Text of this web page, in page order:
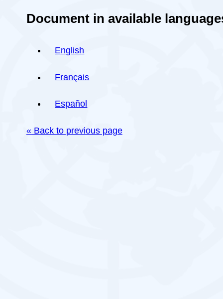
Document in available
English
Français
Español
« Back to previous page